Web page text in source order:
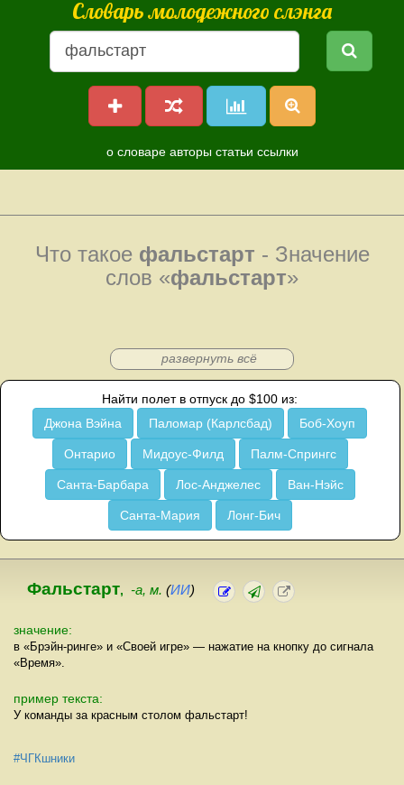
Словарь молодежного слэнга
о словаре авторы статьи ссылки
Что такое фальстарт - Значение
слов «фальстарт»
развернуть всё
Найти полет в отпуск до $100 из:
Джона Вэйна
Паломар (Карлсбад) Боб-Хоуп
Онтарио Мидоус-Филд Палм-Спрингс
Санта-Барбара Лос-Анджелес Ван-Нэйс
Санта-Мария Лонг-Бич
Фальстарт, -а, м. (ИИ)
значение:
в «Брэйн-ринге» и «Своей игре» — нажатие на кнопку до сигнала
«Время».
пример текста:
У команды за красным столом фальстарт!
#ЧГКшники